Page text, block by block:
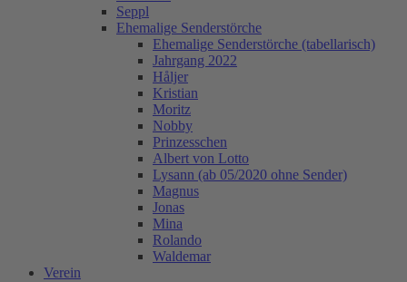
Seppl
Ehemalige Senderstörche
Ehemalige Senderstörche (tabellarisch)
Jahrgang 2022
Håljer
Kristian
Moritz
Nobby
Prinzesschen
Albert von Lotto
Lysann (ab 05/2020 ohne Sender)
Magnus
Jonas
Mina
Rolando
Waldemar
Verein